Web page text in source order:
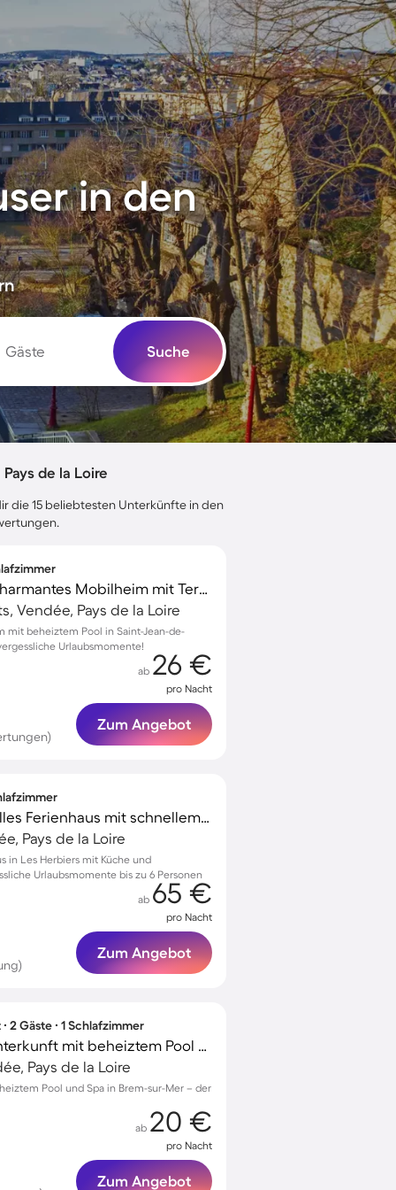
in den
Gäste Suche
de la Loire
die 15 beliebtesten Unterkünfte in den
Familienorientiertes charmantes Mobilheim mit Terrasse und beheiztem Pool
Vendée, Pays de la Loire
mit beheiztem Pool in Saint-Jean-de-
Urlaubsmomente!
ab 26 €
pro Nacht
Zum Angebot
Kinderfreundliches tolles Ferienhaus mit schnellem Internet | Gartenblick
Pays de la Loire
in Les Herbiers mit Küche und
Urlaubsmomente bis zu 6 Personen
ab 65 €
pro Nacht
Zum Angebot
2 Gäste ∙ 1 Schlafzimmer
Außergewöhnliche Unterkunft mit beheiztem Pool und Terrasse
Pays de la Loire
Pool und Spa in Brem-sur-Mer – der
ab 20 €
pro Nacht
Zum Angebot